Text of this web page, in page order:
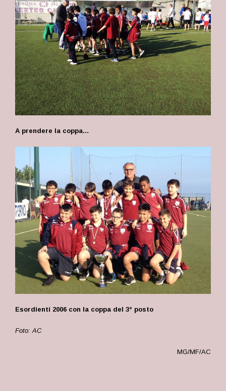
A prendere la coppa…
Esordienti 2006 con la coppa del 3° posto
Foto: AC
MG/MF/AC